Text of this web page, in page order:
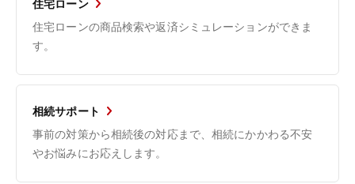
住宅ローン
住宅ローンの商品検索や返済シミュレーションができま
す。
相続サポート
事前の対策から相続後の対応まで、相続にかかわる不安
やお悩みにお応えします。